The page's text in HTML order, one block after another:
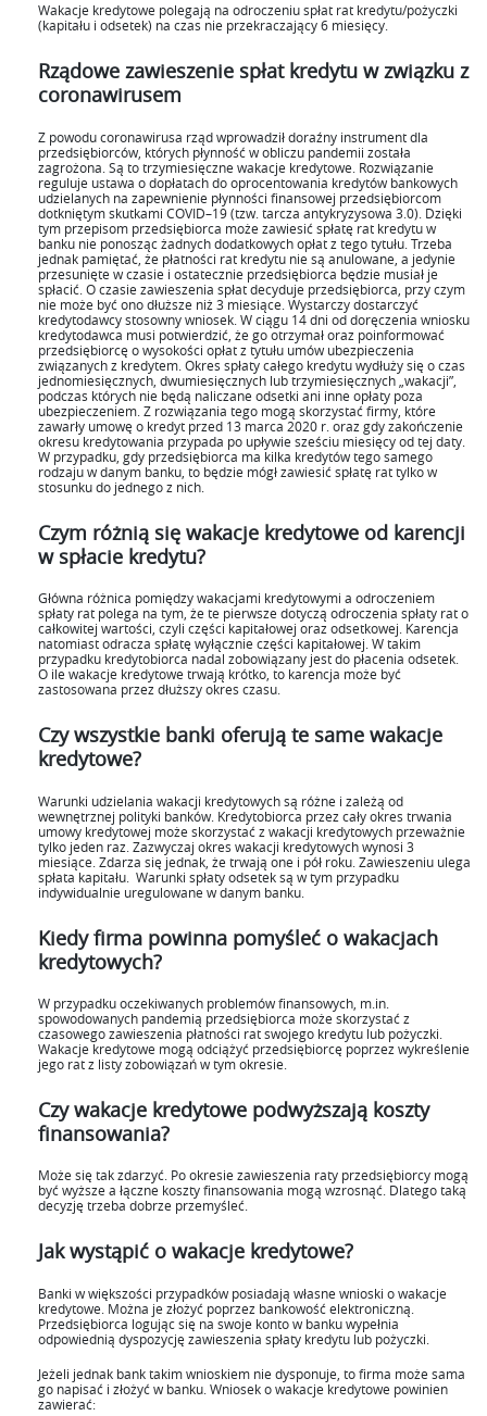
Wakacje kredytowe polegają na odroczeniu spłat rat kredytu/pożyczki
(kapitału i odsetek) na czas nie przekraczający 6 miesięcy.
Rządowe zawieszenie spłat kredytu w związku z
coronawirusem
Z powodu coronawirusa rząd wprowadził doraźny instrument dla
przedsiębiorców, których płynność w obliczu pandemii została
zagrożona. Są to trzymiesięczne wakacje kredytowe. Rozwiązanie
reguluje ustawa o dopłatach do oprocentowania kredytów bankowych
udzielanych na zapewnienie płynności finansowej przedsiębiorcom
dotkniętym skutkami COVID–19 (tzw. tarcza antykryzysowa 3.0). Dzięki
tym przepisom przedsiębiorca może zawiesić spłatę rat kredytu w
banku nie ponosząc żadnych dodatkowych opłat z tego tytułu. Trzeba
jednak pamiętać, że płatności rat kredytu nie są anulowane, a jedynie
przesunięte w czasie i ostatecznie przedsiębiorca będzie musiał je
spłacić. O czasie zawieszenia spłat decyduje przedsiębiorca, przy czym
nie może być ono dłuższe niż 3 miesiące. Wystarczy dostarczyć
kredytodawcy stosowny wniosek. W ciągu 14 dni od doręczenia wniosku
kredytodawca musi potwierdzić, że go otrzymał oraz poinformować
przedsiębiorcę o wysokości opłat z tytułu umów ubezpieczenia
związanych z kredytem. Okres spłaty całego kredytu wydłuży się o czas
jednomiesięcznych, dwumiesięcznych lub trzymiesięcznych „wakacji”,
podczas których nie będą naliczane odsetki ani inne opłaty poza
ubezpieczeniem. Z rozwiązania tego mogą skorzystać firmy, które
zawarły umowę o kredyt przed 13 marca 2020 r. oraz gdy zakończenie
okresu kredytowania przypada po upływie sześciu miesięcy od tej daty.
W przypadku, gdy przedsiębiorca ma kilka kredytów tego samego
rodzaju w danym banku, to będzie mógł zawiesić spłatę rat tylko w
stosunku do jednego z nich.
Czym różnią się wakacje kredytowe od karencji
w spłacie kredytu?
Główna różnica pomiędzy wakacjami kredytowymi a odroczeniem
spłaty rat polega na tym, że te pierwsze dotyczą odroczenia spłaty rat o
całkowitej wartości, czyli części kapitałowej oraz odsetkowej. Karencja
natomiast odracza spłatę wyłącznie części kapitałowej. W takim
przypadku kredytobiorca nadal zobowiązany jest do płacenia odsetek.
O ile wakacje kredytowe trwają krótko, to karencja może być
zastosowana przez dłuższy okres czasu.
Czy wszystkie banki oferują te same wakacje
kredytowe?
Warunki udzielania wakacji kredytowych są różne i zależą od
wewnętrznej polityki banków. Kredytobiorca przez cały okres trwania
umowy kredytowej może skorzystać z wakacji kredytowych przeważnie
tylko jeden raz. Zazwyczaj okres wakacji kredytowych wynosi 3
miesiące. Zdarza się jednak, że trwają one i pół roku. Zawieszeniu ulega
spłata kapitału. Warunki spłaty odsetek są w tym przypadku
indywidualnie uregulowane w danym banku.
Kiedy firma powinna pomyśleć o wakacjach
kredytowych?
W przypadku oczekiwanych problemów finansowych, m.in.
spowodowanych pandemią przedsiębiorca może skorzystać z
czasowego zawieszenia płatności rat swojego kredytu lub pożyczki.
Wakacje kredytowe mogą odciążyć przedsiębiorcę poprzez wykreślenie
jego rat z listy zobowiązań w tym okresie.
Czy wakacje kredytowe podwyższają koszty
finansowania?
Może się tak zdarzyć. Po okresie zawieszenia raty przedsiębiorcy mogą
być wyższe a łączne koszty finansowania mogą wzrosnąć. Dlatego taką
decyzję trzeba dobrze przemyśleć.
Jak wystąpić o wakacje kredytowe?
Banki w większości przypadków posiadają własne wnioski o wakacje
kredytowe. Można je złożyć poprzez bankowość elektroniczną.
Przedsiębiorca logując się na swoje konto w banku wypełnia
odpowiednią dyspozycję zawieszenia spłaty kredytu lub pożyczki.
Jeżeli jednak bank takim wnioskiem nie dysponuje, to firma może sama
go napisać i złożyć w banku. Wniosek o wakacje kredytowe powinien
zawierać: